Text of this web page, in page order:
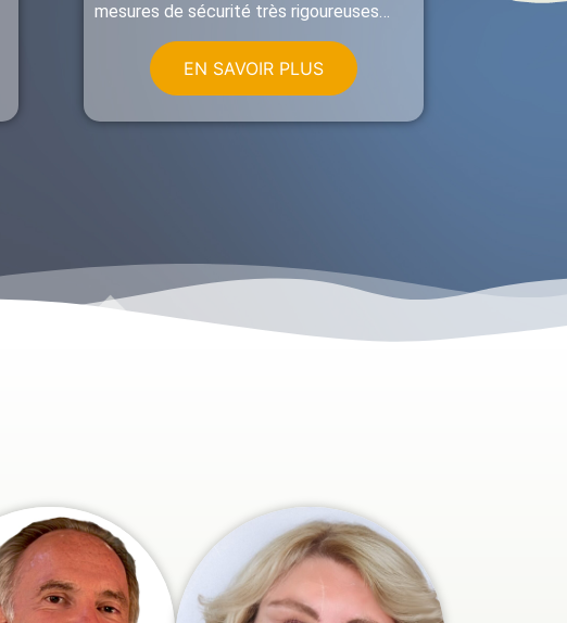
mesures de sécurité très rigoureuses…
EN SAVOIR PLUS